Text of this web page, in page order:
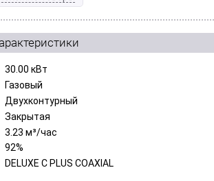
30.00 кВт
Газовый
Двухконтурный
Закрытая
3.23 м³/час
92%
DELUXE С PLUS COAXIAL